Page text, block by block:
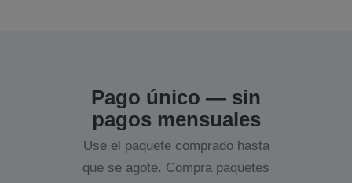
Pago único — sin
pagos mensuales
Use el paquete comprado hasta
que se agote. Compra paquetes